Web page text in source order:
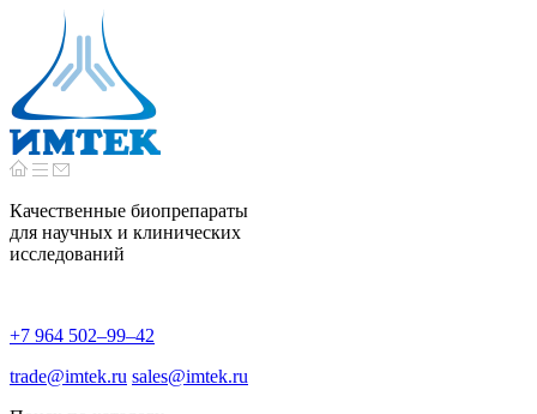
Качественные биопрепараты
для научных и клинических
исследований
+7 964 502–99–42
trade@imtek.ru sales@imtek.ru